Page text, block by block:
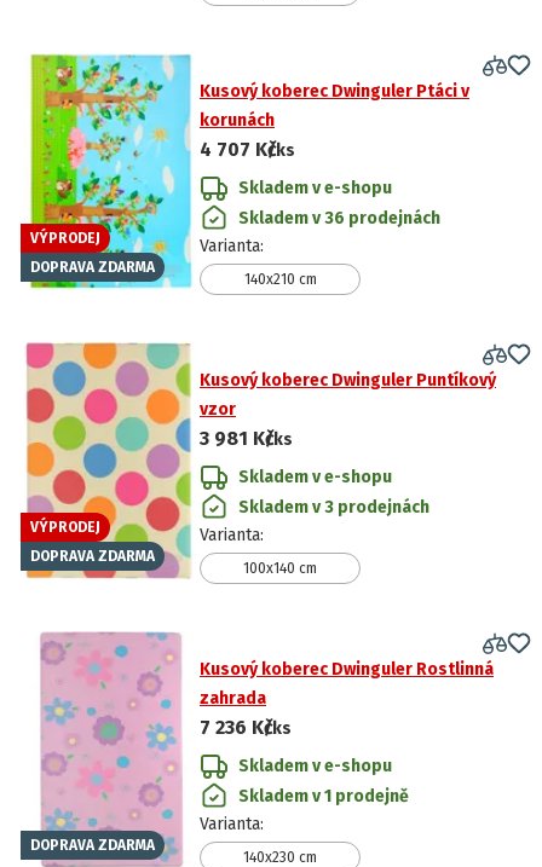
VÝPRODEJ
DOPRAVA ZDARMA
Kusový koberec Dwinguler Ptáci v
korunách
4 707 Kč/ks
Skladem v e-shopu
Skladem v 36 prodejnách
Varianta:
140x210 cm
VÝPRODEJ
DOPRAVA ZDARMA
Kusový koberec Dwinguler Puntíkový
vzor
3 981 Kč/ks
Skladem v e-shopu
Skladem v 3 prodejnách
Varianta:
100x140 cm
DOPRAVA ZDARMA
Kusový koberec Dwinguler Rostlinná
zahrada
7 236 Kč/ks
Skladem v e-shopu
Skladem v 1 prodejně
Varianta:
140x230 cm